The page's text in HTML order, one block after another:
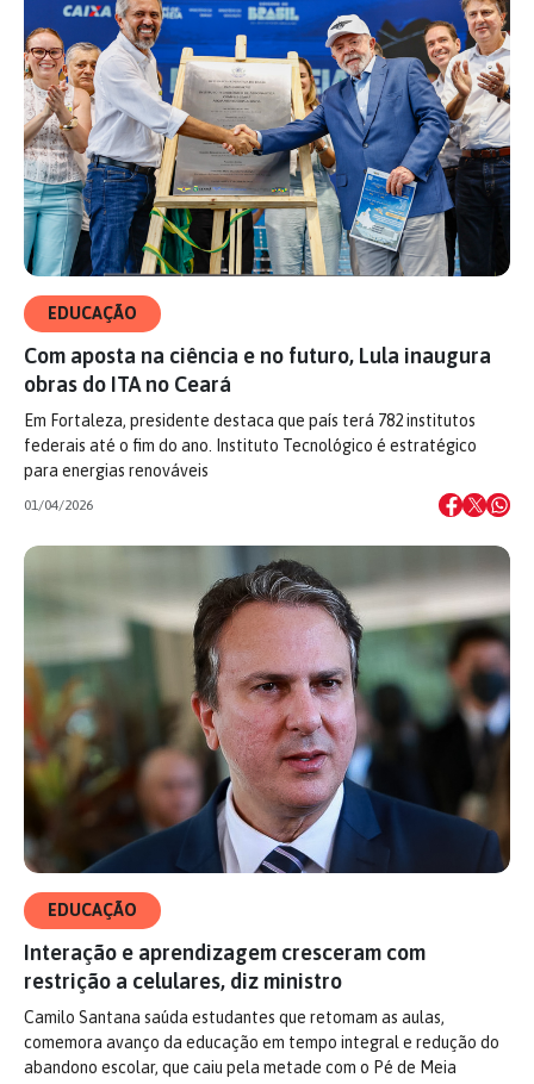
EDUCAÇÃO
Com aposta na ciência e no futuro, Lula inaugura
obras do ITA no Ceará
Em Fortaleza, presidente destaca que país terá 782 institutos
federais até o fim do ano. Instituto Tecnológico é estratégico
para energias renováveis
01/04/2026
EDUCAÇÃO
Interação e aprendizagem cresceram com
restrição a celulares, diz ministro
Camilo Santana saúda estudantes que retomam as aulas,
comemora avanço da educação em tempo integral e redução do
abandono escolar, que caiu pela metade com o Pé de Meia